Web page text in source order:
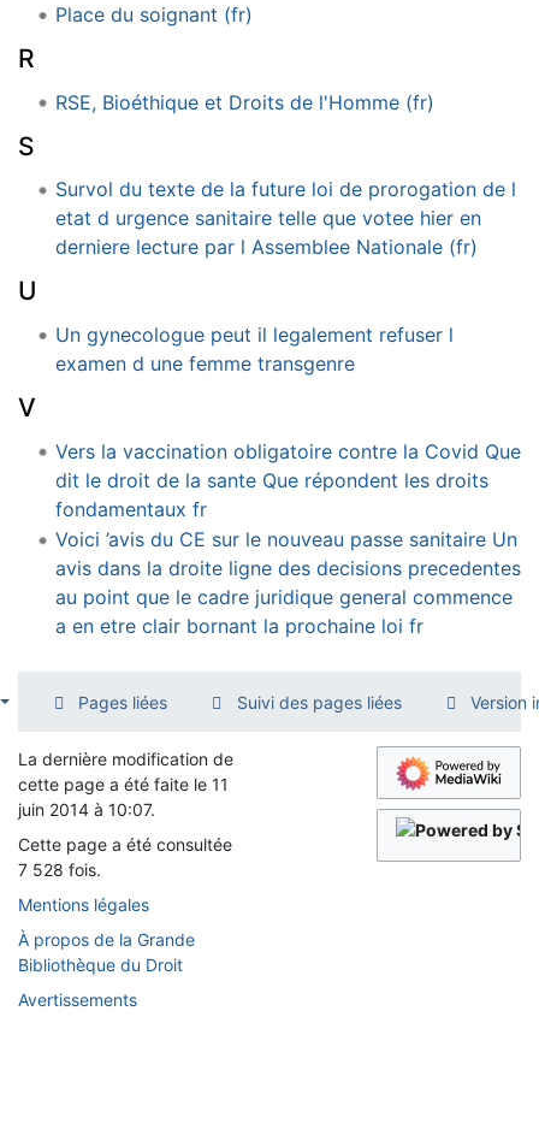
Place du soignant (fr)
R
RSE, Bioéthique et Droits de l'Homme (fr)
S
Survol du texte de la future loi de prorogation de l
etat d urgence sanitaire telle que votee hier en
derniere lecture par l Assemblee Nationale (fr)
U
Un gynecologue peut il legalement refuser l
examen d une femme transgenre
V
Vers la vaccination obligatoire contre la Covid Que
dit le droit de la sante Que répondent les droits
fondamentaux fr
Voici ’avis du CE sur le nouveau passe sanitaire Un
avis dans la droite ligne des decisions precedentes
au point que le cadre juridique general commence
a en etre clair bornant la prochaine loi fr
Pages liées Suivi des pages liées Version
La dernière modification de
cette page a été faite le 11
juin 2014 à 10:07.
Cette page a été consultée
7 528 fois.
Mentions légales
À propos de la Grande
Bibliothèque du Droit
Avertissements